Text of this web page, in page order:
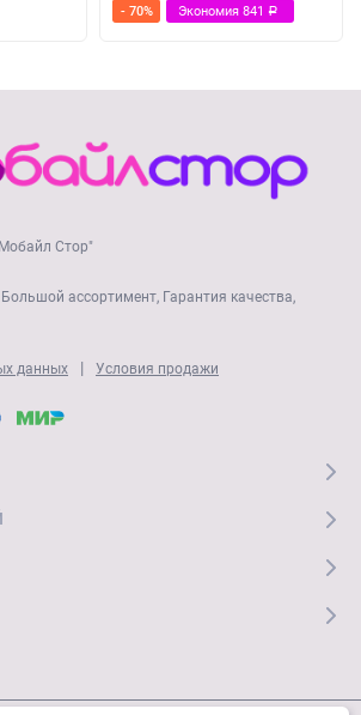
- 70% Экономия 841 Р
Стор"
ассортимент, Гарантия качества,
данных | Условия продажи